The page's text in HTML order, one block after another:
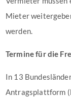
Mieter
werden.
Termine für die
In 13
Antragsplattform